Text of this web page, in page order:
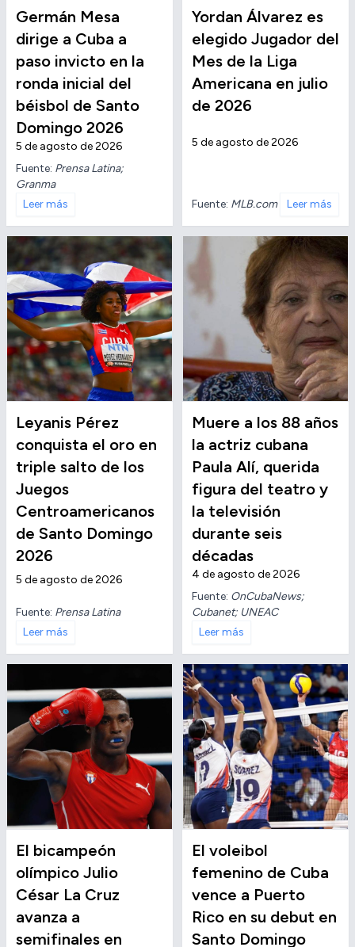
Germán Mesa
dirige a Cuba a
paso invicto en la
ronda inicial del
béisbol de Santo
Domingo 2026
5 de agosto de 2026
Fuente: Prensa Latina;
Granma
Leer más
Yordan Álvarez es
elegido Jugador del
Mes de la Liga
Americana en julio
de 2026
5 de agosto de 2026
Fuente: MLB.com Leer más
Leyanis Pérez
conquista el oro en
triple salto de los
Juegos
Centroamericanos
de Santo Domingo
2026
5 de agosto de 2026
Fuente: Prensa Latina
Leer más
Muere a los 88 años
la actriz cubana
Paula Alí, querida
figura del teatro y
la televisión
durante seis
décadas
4 de agosto de 2026
Fuente: OnCubaNews;
Cubanet; UNEAC
Leer más
El bicampeón
olímpico Julio
César La Cruz
avanza a
semifinales en
El voleibol
femenino de Cuba
vence a Puerto
Rico en su debut en
Santo Domingo